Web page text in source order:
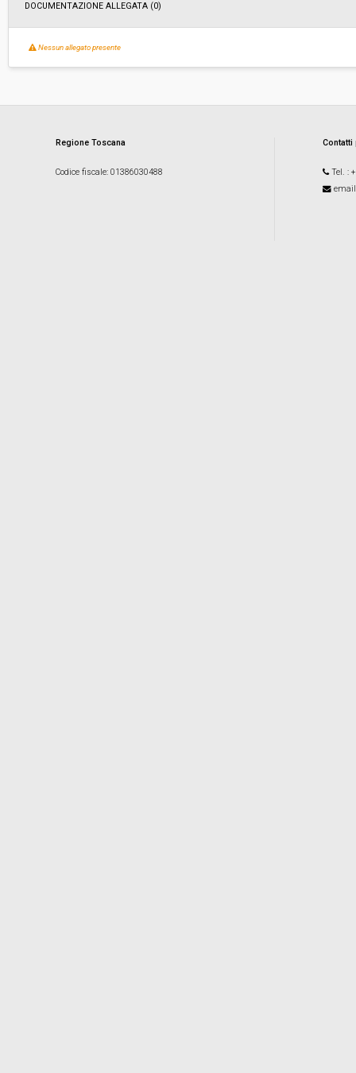
DOCUMENTAZIONE ALLEGATA (0)
Nessun allegato presente
Regione Toscana
Codice fiscale: 01386030488 Tel. :
email